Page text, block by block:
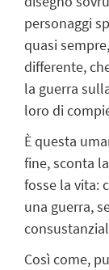
personaggi
quasi
differente,
la guerra
loro di
È questa
fine, sconta
fosse la vita:
una guerra,
Così come,